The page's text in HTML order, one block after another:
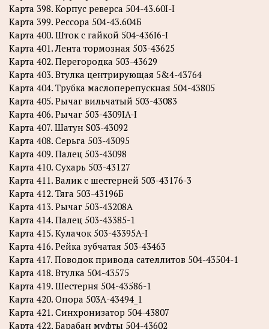
Карта 398. Корпус реверса 504-43.60I-I
Карта 399. Рессора 504-43.604Б
Карта 400. Шток с гайкой 504-436I6-I
Карта 401. Лента тормозная 503-43625
Карта 402. Перегородка 503-43629
Карта 403. Втулка центрирующая 5&4-43764
Карта 404. Трубка маслоперепускная 504-43805
Карта 405. Рычаг вильчатый 503-43083
Карта 406. Рычаг 503-4309IA-I
Карта 407. Шатун S03-43092
Карта 408. Серьга 503-43095
Карта 409. Палец 503-43098
Карта 410. Сухарь 503-43127
Карта 411. Валик с шестерней 503-43176-3
Карта 412. Тяга 503-43196Б
Карта 413. Рычаг 503-43208А
Карта 414. Палец 503-43385-1
Карта 415. Кулачок 503-43395A-I
Карта 416. Рейка зубчатая 503-43463
Карта 417. Поводок привода сателлитов 504-43504-1
Карта 418. Втулка 504-43575
Карта 419. Шестерня 504-43586-1
Карта 420. Опора 503А-43494_1
Карта 421. Синхронизатор 504-43807
Карта 422. Барабан муфты 504-43602